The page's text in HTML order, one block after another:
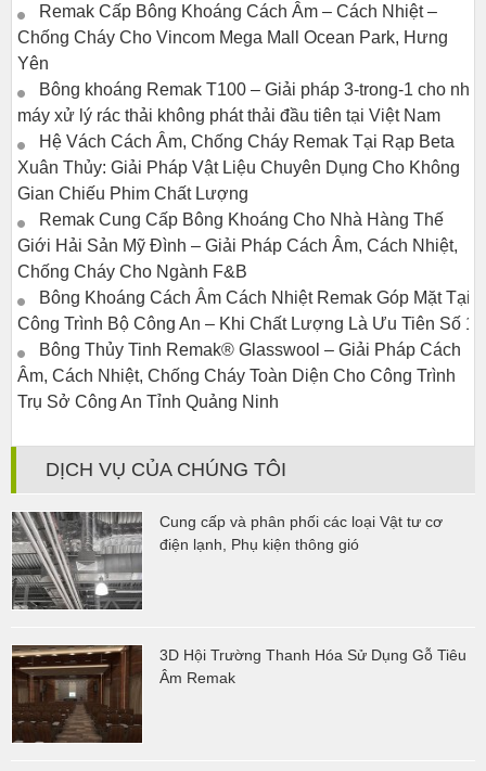
Tối Ưu Cho Nhà Ga Quốc Tế
T2 – Sân Bay Nội Bài
Thống Đường Ống Và Thiết
Bị Công Nghiệp Nhiệt Cao
Remak Cấp Bông Khoáng Cách Âm – Cách Nhiệt –
Chống Cháy Cho Vincom Mega Mall Ocean Park, Hưng
Yên
Bông khoáng Remak T100 – Giải pháp 3-trong-1 cho nhà
máy xử lý rác thải không phát thải đầu tiên tại Việt Nam
Hệ Vách Cách Âm, Chống Cháy Remak Tại Rạp Beta
Xuân Thủy: Giải Pháp Vật Liệu Chuyên Dụng Cho Không
Gian Chiếu Phim Chất Lượng
Remak Cung Cấp Bông Khoáng Cho Nhà Hàng Thế
Giới Hải Sản Mỹ Đình – Giải Pháp Cách Âm, Cách Nhiệt,
Chống Cháy Cho Ngành F&B
Bông Khoáng Cách Âm Cách Nhiệt Remak Góp Mặt Tại
Công Trình Bộ Công An – Khi Chất Lượng Là Ưu Tiên Số 1
Bông Thủy Tinh Remak® Glasswool – Giải Pháp Cách
Âm, Cách Nhiệt, Chống Cháy Toàn Diện Cho Công Trình
Trụ Sở Công An Tỉnh Quảng Ninh
DỊCH VỤ CỦA CHÚNG TÔI
Cung cấp và phân phối các loại Vật tư cơ
điện lạnh, Phụ kiện thông gió
3D Hội Trường Thanh Hóa Sử Dụng Gỗ Tiêu
Âm Remak